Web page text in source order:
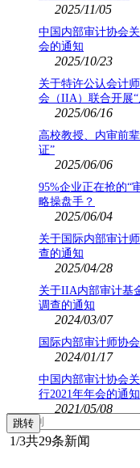
2025/11/05
中国内部审计协会
会的通知
2025/10/23
关于特许公认会计
会（IIA）联合开展
2025/06/16
高校教授、内审前
证”
2025/06/06
95%企业正在抢的“
略操盘手？
2025/06/04
关于国际内部审计
查的通知
2025/04/28
关于IIA内部审计基
调查的通知
2024/03/07
国际内部审计师协
2024/01/17
中国内部审计协会
行2021年年会的通知
2021/05/08
1/3共29条新闻